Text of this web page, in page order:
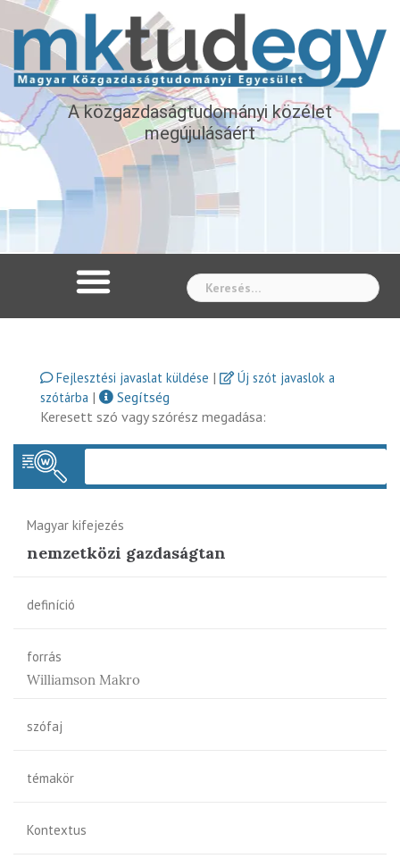
A közgazdaságtudományi közélet
megújulásáért
Fejlesztési javaslat küldése |
Új szót javaslok a
szótárba |
Segítség
Keresett szó vagy szórész megadása:
Magyar kifejezés
nemzetközi gazdaságtan
definíció
forrás
Williamson Makro
szófaj
témakör
Kontextus